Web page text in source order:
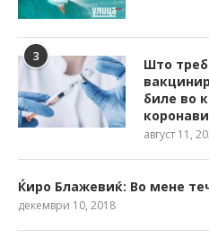
3
Што
биле во
август 11,
Ќиро Блажевиќ: Во мене
декември 10, 2018